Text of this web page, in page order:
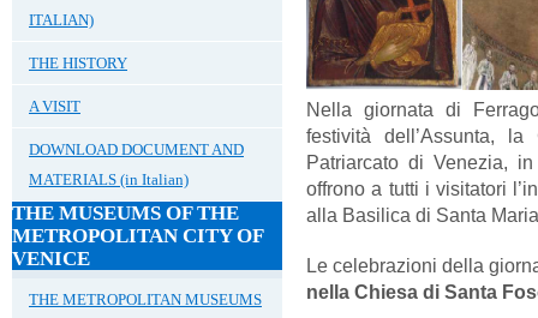
ITALIAN)
THE HISTORY
A VISIT
DOWNLOAD DOCUMENT AND
MATERIALS (in Italian)
THE MUSEUMS OF THE
METROPOLITAN CITY OF
VENICE
THE METROPOLITAN MUSEUMS
Nella giornata di
festività dell’Assunta,
Patriarcato di Venezia,
offrono a tutti i visitatori
alla Basilica di Santa
Le celebrazioni della
nella Chiesa di Santa